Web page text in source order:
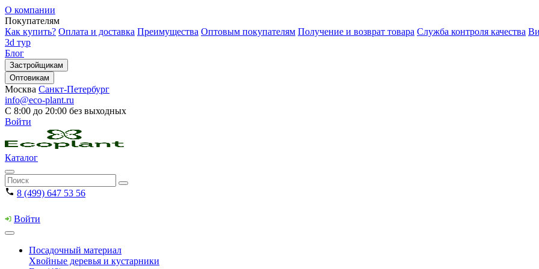
О компании
Покупателям
Как купить? Оплата и доставка Преимущества Оптовым покупателям Получение и возврат товара Служба контроля качества
3d тур
Блог
Застройщикам
Оптовикам
Москва Санкт-Петербург
info@eco-plant.ru
С 8:00 до 20:00 без выходных
Войти
Каталог
8 (499) 647 53 56
Войти
Посадочный материал
Хвойные деревья и кустарники